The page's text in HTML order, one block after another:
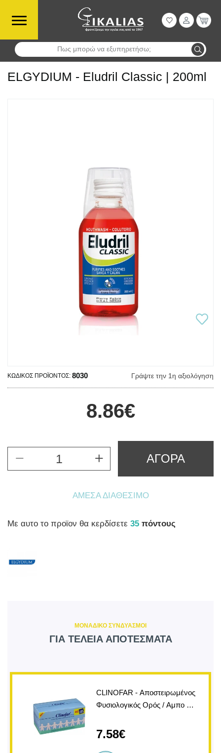
Πως μπορώ να εξυπηρετήσω;
Αναζήτηση
ELGYDIUM - Eludril Classic | 200ml
ΚΩΔΙΚΌΣ ΠΡΟΪΌΝΤΟΣ: 8030 Γράψτε την 1η αξιολόγηση
8.86€
ΑΓΟΡΑ
ΆΜΕΣΑ ΔΙΑΘΈΣΙΜΟ
Mε αυτο το προϊον θα κερδίσετε 35 πόντους
ΜΟΝΑΔΙΚΟ ΣΥΝΔΥΑΣΜΟΙ
ΓΙΑ ΤΕΛΕΙΑ ΑΠΟΤΕΣΜΑΤΑ
CLINOFAR - Αποστειρωμένος
Φυσιολογικός Ορός / Aμπο …
7.58€